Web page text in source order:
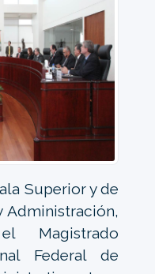
Superior y de
Administración,
Magistrado
Federal de